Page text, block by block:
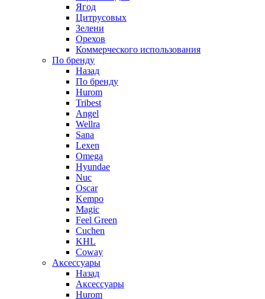
Ягод
Цитрусовых
Зелени
Орехов
Коммерческого использования
По бренду
Назад
По бренду
Hurom
Tribest
Angel
Wellra
Sana
Lexen
Omega
Hyundae
Nuc
Oscar
Kempo
Magic
Feel Green
Cuchen
KHL
Coway
Аксессуары
Назад
Аксессуары
Hurom